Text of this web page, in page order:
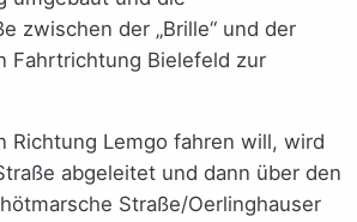
zwischen der „Brille“ und der
Fahrtrichtung Bielefeld zur
Richtung Lemgo fahren will, wird
abgeleitet und dann über den
Straße/Oerlinghauser